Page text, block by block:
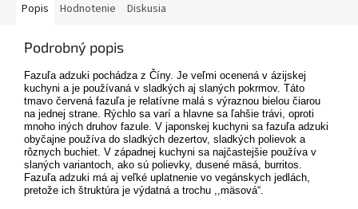
Popis Hodnotenie Diskusia
Podrobný popis
Fazuľa adzuki pochádza z Číny. Je veľmi ocenená v ázijskej
kuchyni a je používaná v sladkých aj slaných pokrmov. Táto
tmavo červená fazuľa je relatívne malá s výraznou bielou čiarou
na jednej strane. Rýchlo sa varí a hlavne sa ľahšie trávi, oproti
mnoho iných druhov fazule. V japonskej kuchyni sa fazuľa adzuki
obyčajne používa do sladkých dezertov, sladkých polievok a
rôznych buchiet. V západnej kuchyni sa najčastejšie používa v
slaných variantoch, ako sú polievky, dusené mäsá, burritos.
Fazuľa adzuki má aj veľké uplatnenie vo vegánskych jedlách,
pretože ich štruktúra je výdatná a trochu ,,mäsová“.